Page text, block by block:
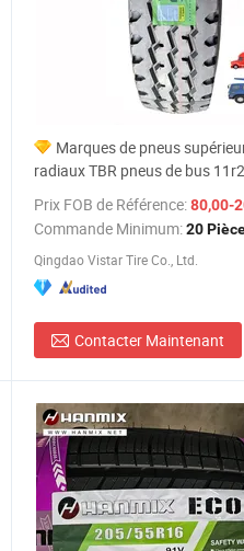
/ Pièce
Marques de pneus
radiaux TBR pneus de bus
12r22.5 13r22.5 315/80r22.5
295/80r22.5 385/65r22.5
215/235/75r17.5 295/75r22.5
prix de vente en gros des pneus
Prix FOB de Référence:80,00-
Commande Minimum:20
Qingdao Vistar Tire Co., Ltd.
Contacter Maintenant